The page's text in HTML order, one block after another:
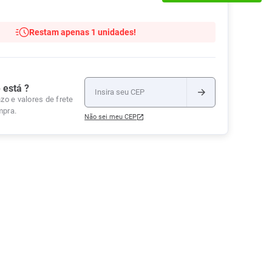
Umedecidas
Roupas Íntimas
Ver Tudo
Ver Tudo
Ver Tudo
Restam apenas 1 unidades!
está ?
e valores de frete
Não sei meu CEP